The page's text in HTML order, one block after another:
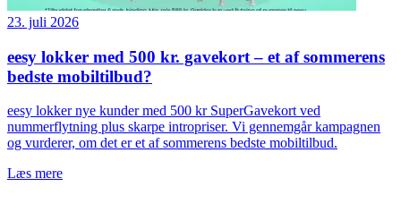
23. juli 2026
eesy lokker med 500 kr. gavekort – et af sommerens
bedste mobiltilbud?
eesy lokker nye kunder med 500 kr SuperGavekort ved
nummerflytning plus skarpe intropriser. Vi gennemgår kampagnen
og vurderer, om det er et af sommerens bedste mobiltilbud.
Læs mere